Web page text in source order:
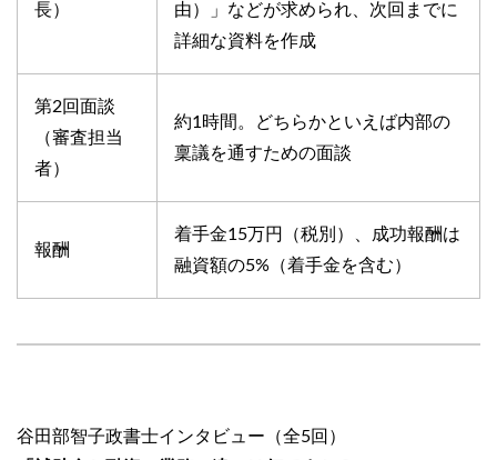
長）
由）」などが求められ、次回までに
詳細な資料を作成
第2回面談
（審査担当
者）
約1時間。どちらかといえば内部の
稟議を通すための面談
報酬
着手金15万円（税別）、成功報酬は
融資額の5%（着手金を含む）
谷田部智子政書士インタビュー（全5回）